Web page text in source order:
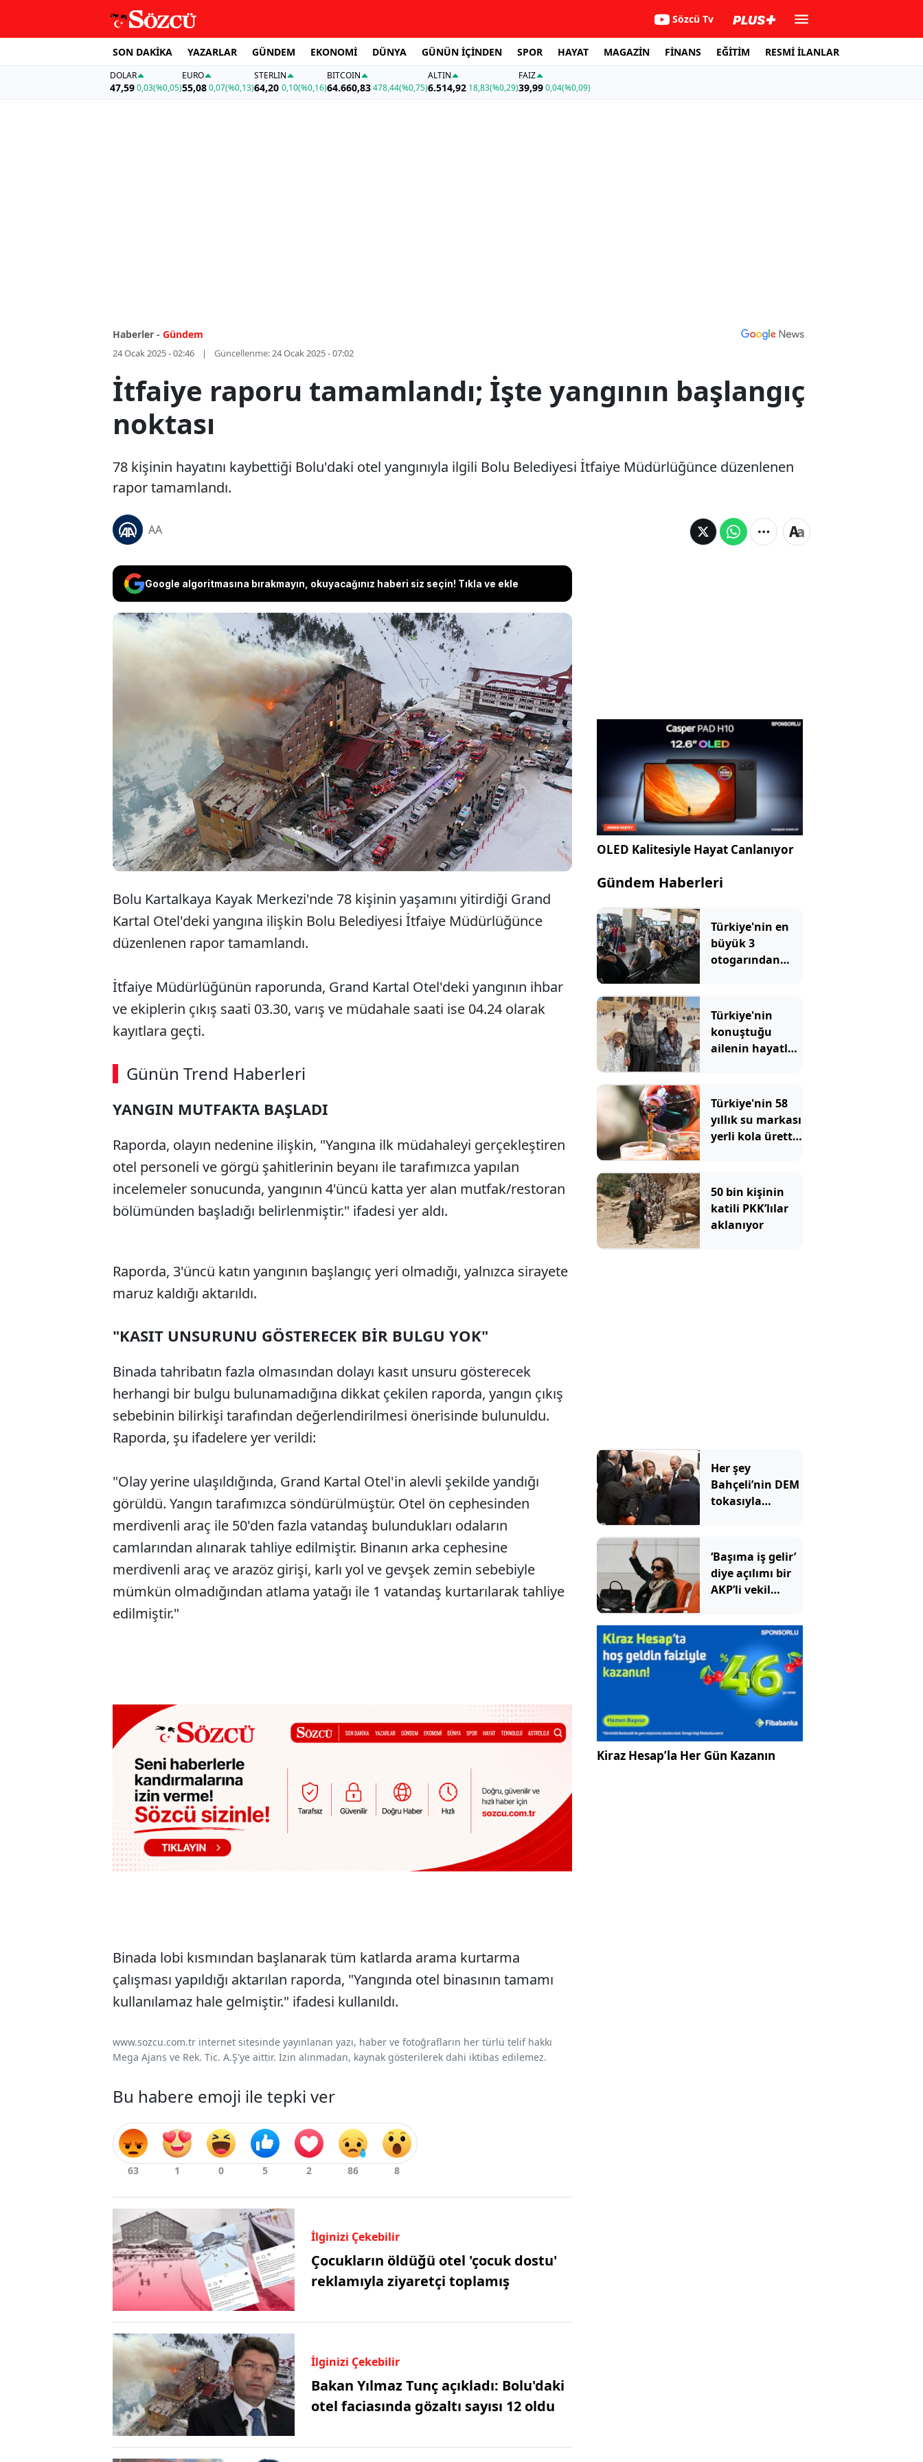
Sözcü Tv
SON DAKİKA YAZARLAR GÜNDEM EKONOMİ DÜNYA GÜNÜN İÇİNDEN SPOR HAYAT MAGAZİN FİNANS EĞİTİM RESMİ İLANLAR
DOLAR
47,590,03(%0,05)
EURO
55,08 0,07(%0,13)
STERLIN
64,20 0,10(%0,16)
BITCOIN
64.660,83478,44(%0,75)
ALTIN
6.514,92 18,83(%0,29)
FAİZ
39,990,04(%0,09)
Haberler - Gündem
24 Ocak 2025 - 02:46 Güncellenme:24 Ocak 2025 - 07:02
İtfaiye raporu tamamlandı; İşte yangının başlangıç
noktası
78 kişinin hayatını kaybettiği Bolu'daki otel yangınıyla ilgili Bolu Belediyesi İtfaiye Müdürlüğünce düzenlenen
rapor tamamlandı.
AA
Google algoritmasına bırakmayın, okuyacağınız haberi siz seçin! Tıkla ve ekle
78 kişinin hayatını kaybettiği Bolu'daki otel
yangınıyla ilgili Bolu Belediyesi İtfaiye
Müdürlüğünce düzenlenen rapor tamamlandı.
Bolu Kartalkaya Kayak Merkezi'nde 78 kişinin yaşamını yitirdiği Grand
Kartal Otel'deki yangına ilişkin Bolu Belediyesi İtfaiye Müdürlüğünce
düzenlenen rapor tamamlandı.
İtfaiye Müdürlüğünün raporunda, Grand Kartal Otel'deki yangının ihbar
ve ekiplerin çıkış saati 03.30, varış ve müdahale saati ise 04.24 olarak
kayıtlara geçti.
Günün Trend Haberleri
SÖZCÜ SON DAKİKA
YANGIN MUTFAKTA BAŞLADI
Raporda, olayın nedenine ilişkin, "Yangına ilk müdahaleyi gerçekleştiren
otel personeli ve görgü şahitlerinin beyanı ile tarafımızca yapılan
incelemeler sonucunda, yangının 4'üncü katta yer alan mutfak/restoran
bölümünden başladığı belirlenmiştir." ifadesi yer aldı.
Raporda, 3'üncü katın yangının başlangıç yeri olmadığı, yalnızca sirayete
maruz kaldığı aktarıldı.
"KASIT UNSURUNU GÖSTERECEK BİR BULGU YOK"
Binada tahribatın fazla olmasından dolayı kasıt unsuru gösterecek
herhangi bir bulgu bulunamadığına dikkat çekilen raporda, yangın çıkış
sebebinin bilirkişi tarafından değerlendirilmesi önerisinde bulunuldu.
Raporda, şu ifadelere yer verildi:
"Olay yerine ulaşıldığında, Grand Kartal Otel'in alevli şekilde yandığı
görüldü. Yangın tarafımızca söndürülmüştür. Otel ön cephesinden
merdivenli araç ile 50'den fazla vatandaş bulundukları odaların
camlarından alınarak tahliye edilmiştir. Binanın arka cephesine
merdivenli araç ve arazöz girişi, karlı yol ve gevşek zemin sebebiyle
mümkün olmadığından atlama yatağı ile 1 vatandaş kurtarılarak tahliye
edilmiştir."
Binada lobi kısmından başlanarak tüm katlarda arama kurtarma
çalışması yapıldığı aktarılan raporda, "Yangında otel binasının tamamı
kullanılamaz hale gelmiştir." ifadesi kullanıldı.
www.sozcu.com.tr internet sitesinde yayınlanan yazı, haber ve fotoğrafların her türlü telif hakkı
Mega Ajans ve Rek. Tic. A.Ş'ye aittir. İzin alınmadan, kaynak gösterilerek dahi iktibas edilemez.
Bu habere emoji ile tepki ver
İlginizi Çekebilir
Çocukların öldüğü otel 'çocuk dostu'
reklamıyla ziyaretçi toplamış
İlginizi Çekebilir
Bakan Yılmaz Tunç açıkladı: Bolu'daki
otel faciasında gözaltı sayısı 12 oldu
OLED Kalitesiyle Hayat Canlanıyor
Gündem Haberleri
Türkiye'nin en
büyük 3
otogarından
Türkiye'nin
konuştuğu
ailenin hayatları
Türkiye'nin 58
yıllık su markası
yerli kola üretti:
50 bin kişinin
katili PKK’lılar
aklanıyor
Her şey
Bahçeli’nin DEM
tokasıyla
‘Başıma iş gelir’
diye açılımı bir
AKP’li vekil
Kiraz Hesap’la Her Gün Kazanın